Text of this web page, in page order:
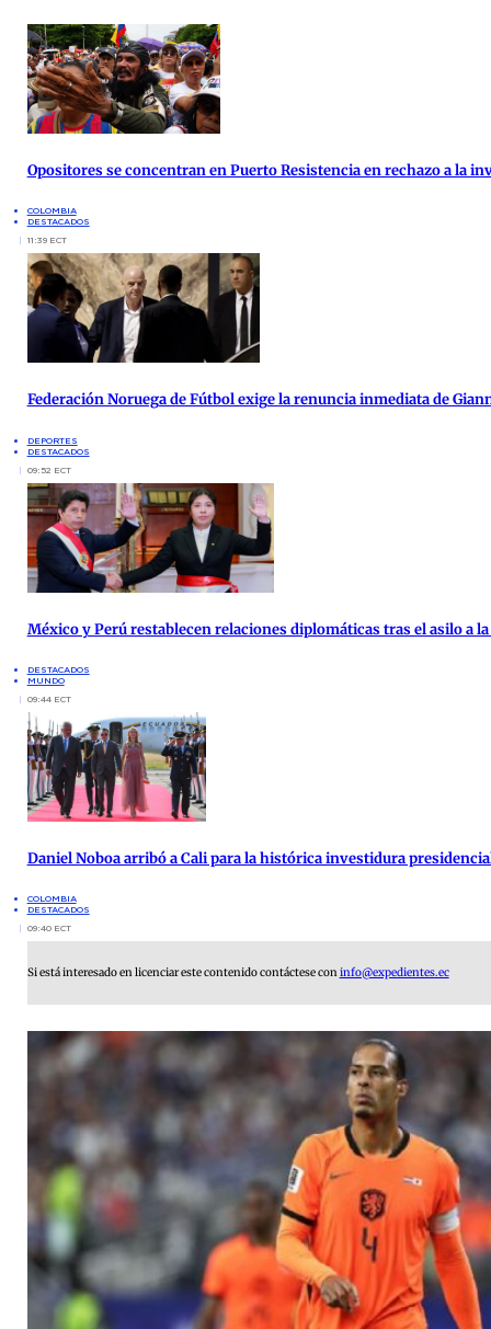
Opositores se concentran en Puerto Resistencia en rechazo a la
COLOMBIA
DESTACADOS
11:39 ECT
Federación Noruega de Fútbol exige la renuncia inmediata de
DEPORTES
DESTACADOS
09:52 ECT
México y Perú restablecen relaciones diplomáticas tras el asilo a
DESTACADOS
MUNDO
09:44 ECT
Daniel Noboa arribó a Cali para la histórica investidura
COLOMBIA
DESTACADOS
09:40 ECT
Si está interesado en licenciar este contenido contáctese coninfo@expedientes.ec